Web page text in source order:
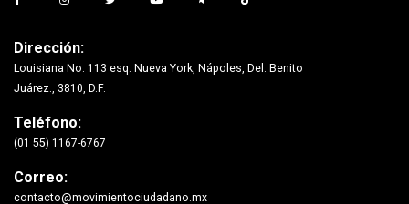
Dirección:
Louisiana No. 113 esq. Nueva York, Nápoles, Del. Benito
Juárez., 3810, D.F.
Teléfono:
(01 55) 1167-6767
Correo:
contacto@movimientociudadano.mx